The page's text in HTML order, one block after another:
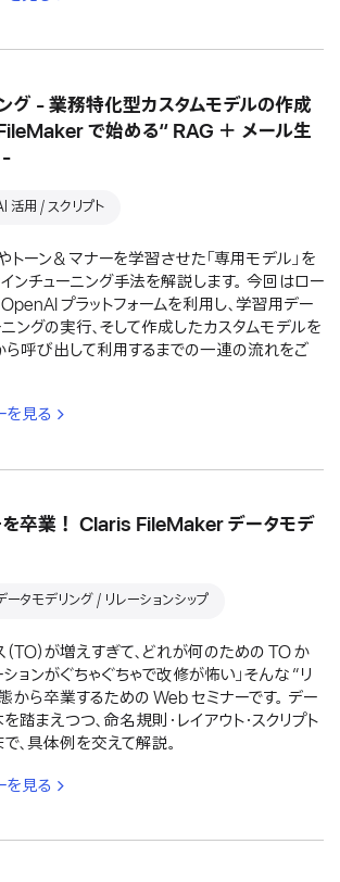
グ - 業務特化型カスタムモデルの作成
で始める“ RAG ＋ メール生
-
用 / スクリプト
ーン＆マナーを学習させた「専用モデル」を
ンチューニング手法を解説します。 今回はロー
プラットフォームを利用し、学習用デー
ングの実行、そして作成したカスタムモデルを
呼び出して利用するまでの一連の流れをご
を見る
を卒業！ Claris FileMaker データモデ
タモデリング / リレーションシップ
（TO）が増えすぎて、どれが何のための TO か
ションがぐちゃぐちゃで改修が怖い」そんな “リ
から卒業するための Web セミナーです。 デー
踏まえつつ、命名規則・レイアウト・スクリプト
、具体例を交えて解説。
を見る